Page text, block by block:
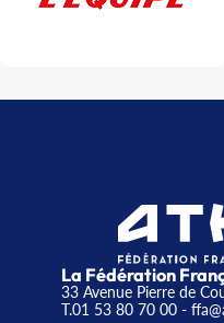
La Fédération
33 Avenue Pierre de
T.01 53 80 70 00-